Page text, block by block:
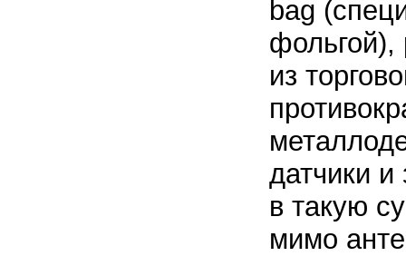
bag
фольгой),
из
датчики
в такую
мимо